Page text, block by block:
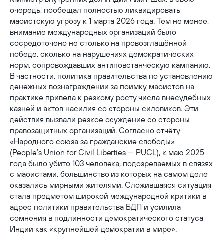
очередь, пообещал полностью ликвидировать
маоистскую угрозу к 1 марта 2026 года. Тем не менее,
внимание международных организаций было
сосредоточено не столько на провозглашённой
победе, сколько на нарушениях демократических
норм, сопровождавших антиповстанческую кампанию.
В частности, политика правительства по установлению
денежных вознаграждений за поимку маоистов на
практике привела к резкому росту числа внесудебных
казней и актов насилия со стороны силовиков. Эти
действия вызвали резкое осуждение со стороны
правозащитных организаций. Согласно отчёту
«Народного союза за гражданские свободы»
(People’s Union for Civil Liberties — PUCL), к маю 2025
года было убито 103 человека, подозреваемых в связях
с маоистами, большинство из которых на самом деле
оказались мирными жителями. Сложившаяся ситуация
стала предметом широкой международной критики в
адрес политики правительства БДП и усилила
сомнения в подлинности демократического статуса
Индии как «крупнейшей демократии в мире».